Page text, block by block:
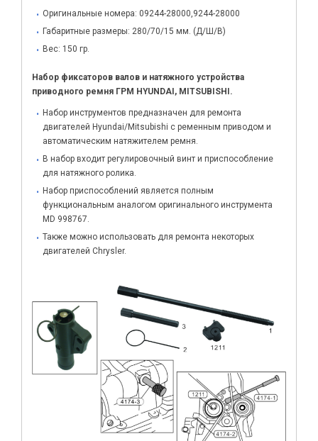
Оригинальные номера: 09244-28000,9244-28000
Габаритные размеры: 280/70/15 мм. (Д/Ш/В)
Вес: 150 гр.
Набор фиксаторов валов и натяжного устройства
приводного ремня ГРМ HYUNDAI, MITSUBISHI.
Набор инструментов предназначен для ремонта
двигателей Hyundai/Mitsubishi с ременным приводом и
автоматическим натяжителем ремня.
В набор входит регулировочный винт и приспособление
для натяжного ролика.
Набор приспособлений является полным
функциональным аналогом оригинального инструмента
MD 998767.
Также можно использовать для ремонта некоторых
двигателей Chrysler.